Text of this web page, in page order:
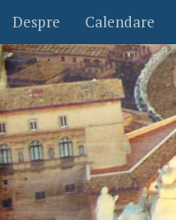
Skip to content
Despre Calendare